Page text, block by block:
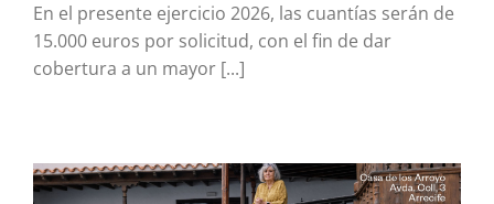
En el presente ejercicio 2026, las cuantías serán de
15.000 euros por solicitud, con el fin de dar
cobertura a un mayor [...]